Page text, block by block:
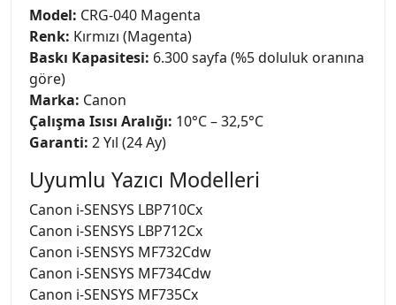
Model: CRG-040 Magenta
Renk: Kırmızı (Magenta)
Baskı Kapasitesi: 6.300 sayfa (%5 doluluk oranına
göre)
Marka: Canon
Çalışma Isısı Aralığı: 10°C – 32,5°C
Garanti: 2 Yıl (24 Ay)
Uyumlu Yazıcı Modelleri
Canon i-SENSYS LBP710Cx
Canon i-SENSYS LBP712Cx
Canon i-SENSYS MF732Cdw
Canon i-SENSYS MF734Cdw
Canon i-SENSYS MF735Cx